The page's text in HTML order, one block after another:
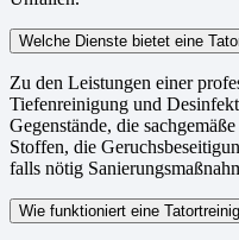
Welche Dienste bietet eine
Zu den Leistungen einer
Tiefenreinigung und
Gegenstände, die
Stoffen, die
falls nötig
Wie funktioniert eine